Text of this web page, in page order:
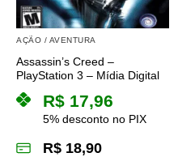
AÇÃO / AVENTURA
Assassin’s Creed –
PlayStation 3 – Mídia Digital
R$ 17,96
5% desconto no PIX
R$ 18,90